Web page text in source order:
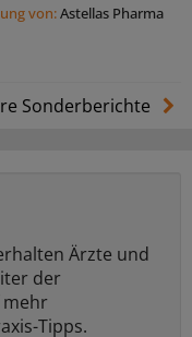
von:Astellas Pharma
Sonderberichte
Ärzte und
der
mehr
Tipps.